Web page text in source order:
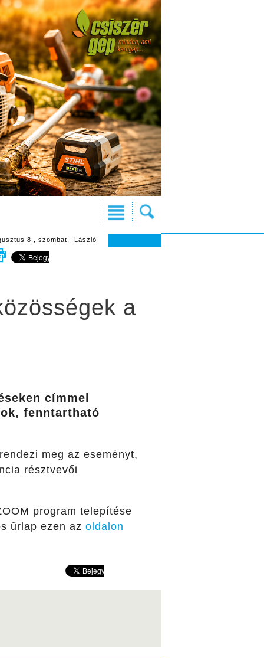
8., szombat, László
a
címmel
fenntartható
meg az eseményt,
résztvevői
program telepítése
űrlap ezen az oldalon